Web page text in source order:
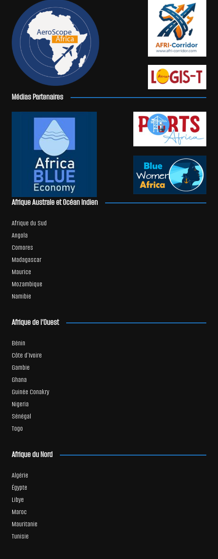
Médias Partenaires
Afrique Australe et Océan Indien
Afrique du Sud
Angola
Comores
Madagascar
Maurice
Mozambique
Namibie
Afrique de l’Ouest
Bénin
Côte d’Ivoire
Gambie
Ghana
Guinée Conakry
Nigeria
Sénégal
Togo
Afrique du Nord
Algérie
Égypte
Libye
Maroc
Mauritanie
Tunisie